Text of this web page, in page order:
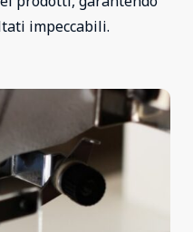
impeccabili.